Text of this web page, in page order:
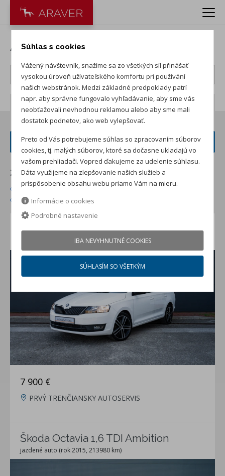
Autá ŠKODA
Počet záznamov: 235
FILTER VOZIDIEL
Zoradiť podľa:
od najnižšej ceny skladom
od najvyššej ceny skladom
od najvyššej zľavy
od najnižšej ceny
Škoda Rapid 1.2 TSI
jazdené auto (rok 2015, 158147 km)
7 900 €
PRVÝ TRENČIANSKY AUTOSERVIS
Škoda Octavia 1,6 TDI Ambition
jazdené auto (rok 2015, 213980 km)
Súhlas s cookies
Vážený návštevník, snažíme sa zo všetkých síl přinášať
vysokou úroveň užívateľského komfortu pri používání
našich webstránok. Medzi základné predpoklady patrí
napr. aby správne fungovalo vyhľadávanie, aby sme vás
neobťažovali nevhodnou reklamou alebo aby sme mali
dostatok podnetov, ako web vylepšovať.
Preto od Vás potrebujeme súhlas so zpracovaním súborov
cookies, tj. malých súborov, ktoré sa dočasne ukladajú vo
vašom prehliadači. Vopred ďakujeme za udelenie súhlasu.
Dáta využijeme na zlepšovanie našich služieb a
prispôsobenie obsahu webu priamo Vám na mieru.
Informácie o cookies
Podrobné nastavenie
IBA NEVYHNUTNÉ COOKIES
SÚHLASÍM SO VŠETKÝM